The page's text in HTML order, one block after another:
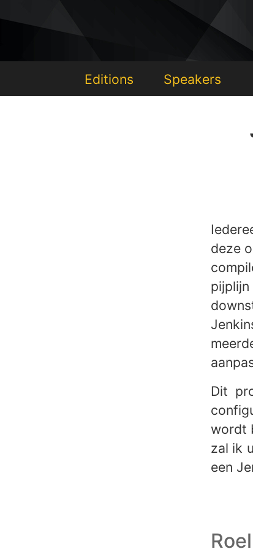
Editions Speakers
deze
Dit
wordt
zal ik
een